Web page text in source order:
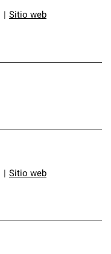
Sitio web
Sitio web